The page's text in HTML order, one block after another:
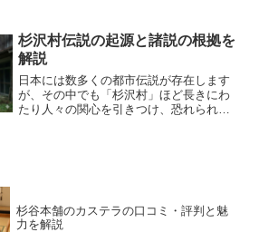
のデビューから1985年の解散まで、実質
的な活動期間...
杉沢村伝説の起源と諸説の根拠を
解説
日本には数多くの都市伝説が存在します
が、その中でも「杉沢村」ほど長きにわ
たり人々の関心を引きつけ、恐れられて
杉谷本舗のカステラの口コミ・評判と魅
力を解説